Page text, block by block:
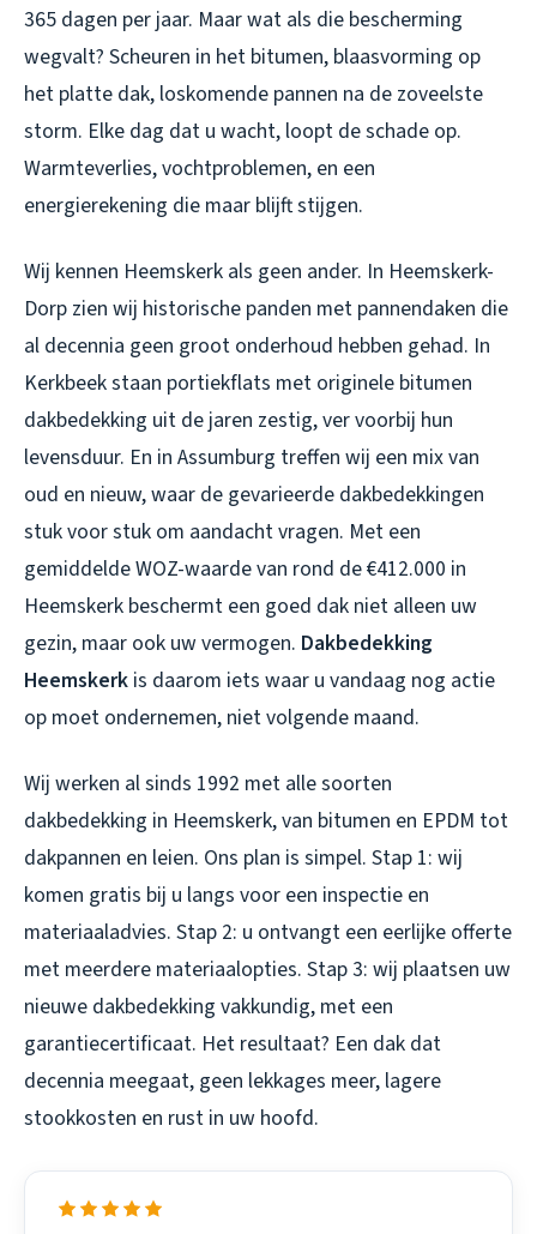
365 dagen per jaar. Maar wat als die bescherming
wegvalt? Scheuren in het bitumen, blaasvorming op
het platte dak, loskomende pannen na de zoveelste
storm. Elke dag dat u wacht, loopt de schade op.
Warmteverlies, vochtproblemen, en een
energierekening die maar blijft stijgen.
Wij kennen Heemskerk als geen ander. In Heemskerk-
Dorp zien wij historische panden met pannendaken die
al decennia geen groot onderhoud hebben gehad. In
Kerkbeek staan portiekflats met originele bitumen
dakbedekking uit de jaren zestig, ver voorbij hun
levensduur. En in Assumburg treffen wij een mix van
oud en nieuw, waar de gevarieerde dakbedekkingen
stuk voor stuk om aandacht vragen. Met een
gemiddelde WOZ-waarde van rond de €412.000 in
Heemskerk beschermt een goed dak niet alleen uw
gezin, maar ook uw vermogen. Dakbedekking
Heemskerk is daarom iets waar u vandaag nog actie
op moet ondernemen, niet volgende maand.
Wij werken al sinds 1992 met alle soorten
dakbedekking in Heemskerk, van bitumen en EPDM tot
dakpannen en leien. Ons plan is simpel. Stap 1: wij
komen gratis bij u langs voor een inspectie en
materiaaladvies. Stap 2: u ontvangt een eerlijke offerte
met meerdere materiaalopties. Stap 3: wij plaatsen uw
nieuwe dakbedekking vakkundig, met een
garantiecertificaat. Het resultaat? Een dak dat
decennia meegaat, geen lekkages meer, lagere
stookkosten en rust in uw hoofd.